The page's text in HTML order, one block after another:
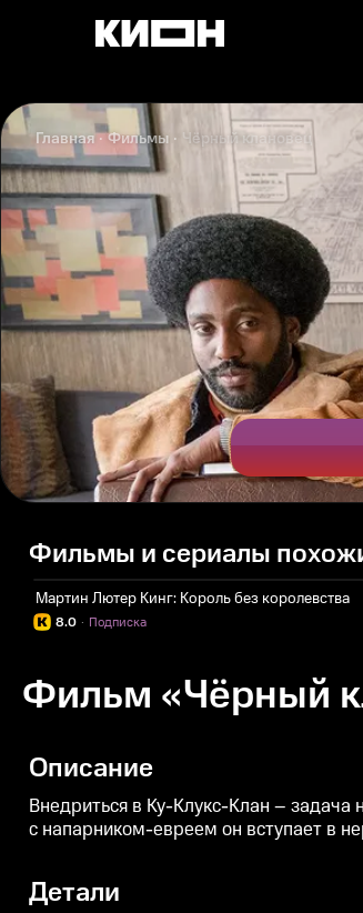
Главная Фильмы Чёрный клановец
Фильмы и сериалы
Мартин Лютер Кинг: Король без королевства
8.0 Подписка
·
Фильм «Чёрный
Описание
Внедриться в Ку-Клукс-Клан –
с напарником-евреем он вступает в
Детали